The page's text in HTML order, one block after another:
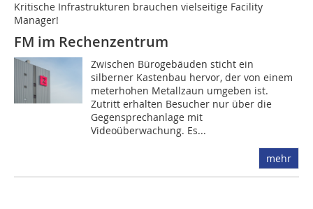
Kritische Infrastrukturen brauchen vielseitige Facility
Manager!
FM im Rechenzentrum
Zwischen Bürogebäuden sticht ein
silberner Kastenbau hervor, der von einem
meterhohen Metallzaun umgeben ist.
Zutritt erhalten Besucher nur über die
Gegensprechanlage mit
Videoüberwachung. Es...
mehr